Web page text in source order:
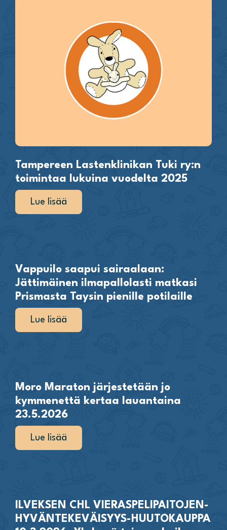
Tampereen Lastenklinikan Tuki ry:n
toimintaa lukuina vuodelta 2025
Lue lisää
Vappuilo saapui sairaalaan:
Jättimäinen ilmapallolasti matkasi
Prismasta Taysin pienille potilaille
Lue lisää
Moro Maraton järjestetään jo
kymmenettä kertaa lauantaina
23.5.2026
Lue lisää
ILVEKSEN CHL VIERASPELIPAITOJEN-
HYVÄNTEKEVÄISYYS-HUUTOKAUPPA